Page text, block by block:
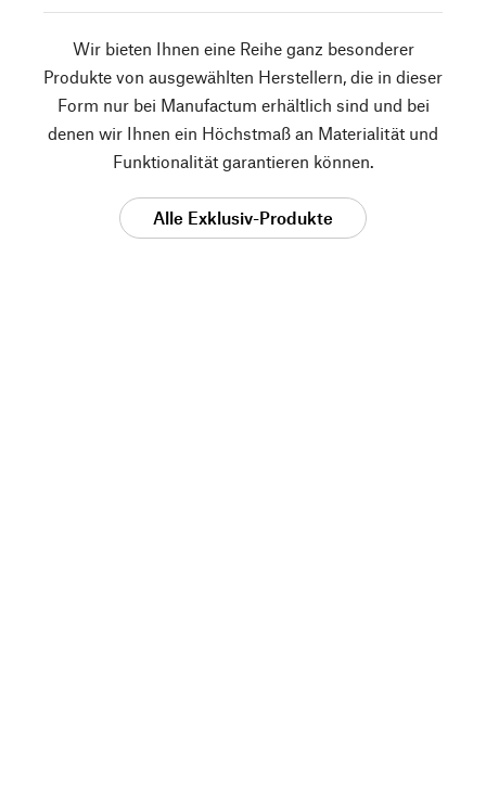
Wir bieten Ihnen eine Reihe ganz besonderer
Produkte von ausgewählten Herstellern, die in dieser
Form nur bei Manufactum erhältlich sind und bei
denen wir Ihnen ein Höchstmaß an Materialität und
Funktionalität garantieren können.
Alle Exklusiv-Produkte